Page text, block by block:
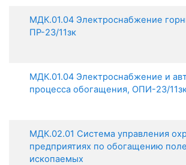
МДК.01.04 Электроснабжение
ПР-23/11зк
МДК.01.04 Электроснабжение и
процесса обогащения, ОПИ-23/
МДК.02.01 Система управления
предприятиях по обогащению
ископаемых